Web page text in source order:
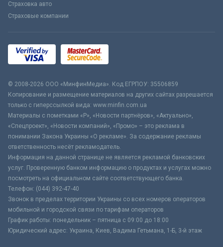
Страховка авто
Страховые компании
© 2008-2026 ООО «МинфинМедиа». Код ЕГРПОУ: 35506859
Копирование и размещение материалов на других сайтах разрешается
только с гиперссылкой вида: www.minfin.com.ua
Материалы с пометками «Р», «Новости партнёров», «Актуально»,
«Спецпроект», «Новости компаний», «Промо» – это реклама в
понимании Закона Украины «О рекламе». За содержание рекламы
ответственность несёт рекламодатель.
Информация на данной странице не является рекламой банковских
услуг. Проверенную банком информацию о продуктах и услугах можно
посмотреть на официальном сайте соответствующего банка.
Телефон: (044) 392-47-40
Звонок в пределах территории Украины со всех номеров операторов
мобильной и городской связи по тарифам операторов
График работы: понедельник – пятница с 09:00 до 18:00
Юридический адрес: Украина, Киев, Вадима Гетьмана, 1-Б, 3-й этаж